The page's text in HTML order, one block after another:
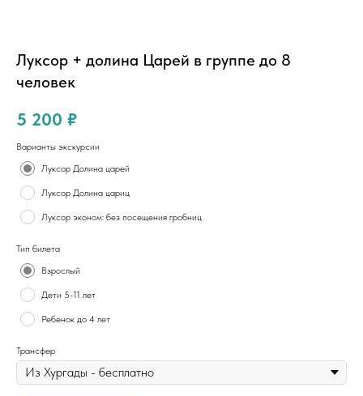
Луксор + долина Царей в группе до 8
человек
5 200 ₽
Варианты экскурсии
Луксор Долина царей
Луксор Долина цариц
Луксор эконом: без посещения гробниц
Тип билета
Взрослый
Дети 5-11 лет
Ребенок до 4 лет
Трансфер